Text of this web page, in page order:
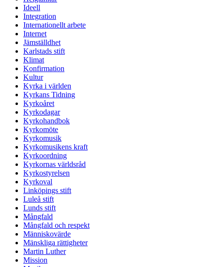
Ideell
Integration
Internationellt arbete
Internet
Jämställdhet
Karlstads stift
Klimat
Konfirmation
Kultur
Kyrka i världen
Kyrkans Tidning
Kyrkoåret
Kyrkodagar
Kyrkohandbok
Kyrkomöte
Kyrkomusik
Kyrkomusikens kraft
Kyrkoordning
Kyrkornas världsråd
Kyrkostyrelsen
Kyrkoval
Linköpings stift
Luleå stift
Lunds stift
Mångfald
Mångfald och respekt
Människovärde
Mänskliga rättigheter
Martin Luther
Mission